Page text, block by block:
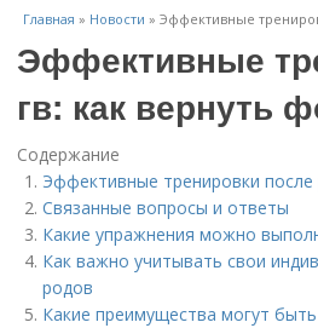
Главная » Новости » Эффективные
Эффективные
гв: как вернуть
Содержание
Эффективные тренировки
Связанные вопросы и ответы
Какие упражнения можно
Как важно учитывать свои
родов
Какие преимущества могут